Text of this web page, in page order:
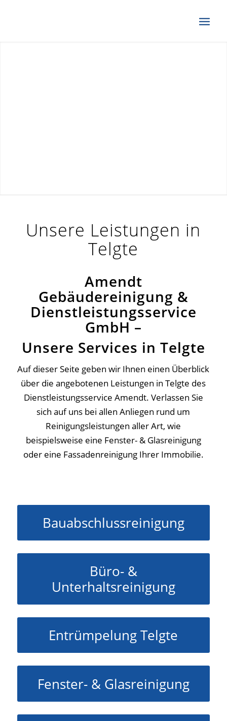
Unsere Leistungen in
Telgte
Amendt
Gebäudereinigung &
Dienstleistungsservice
GmbH –
Unsere Services in Telgte
Auf dieser Seite geben wir Ihnen einen Überblick
über die angebotenen Leistungen in Telgte des
Dienstleistungsservice Amendt. Verlassen Sie
sich auf uns bei allen Anliegen rund um
Reinigungsleistungen aller Art, wie
beispielsweise eine Fenster- & Glasreinigung
oder eine Fassadenreinigung Ihrer Immobilie.
Bauabschlussreinigung
Büro- &
Unterhaltsreinigung
Entrümpelung Telgte
Fenster- & Glasreinigung